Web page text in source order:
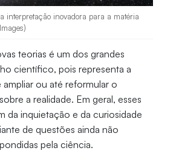
interpretação inovadora para a matéria
teorias é um dos grandes
científico, pois representa a
ampliar ou até reformular o
a realidade. Em geral, esses
da inquietação e da curiosidade
de questões ainda não
pela ciência.